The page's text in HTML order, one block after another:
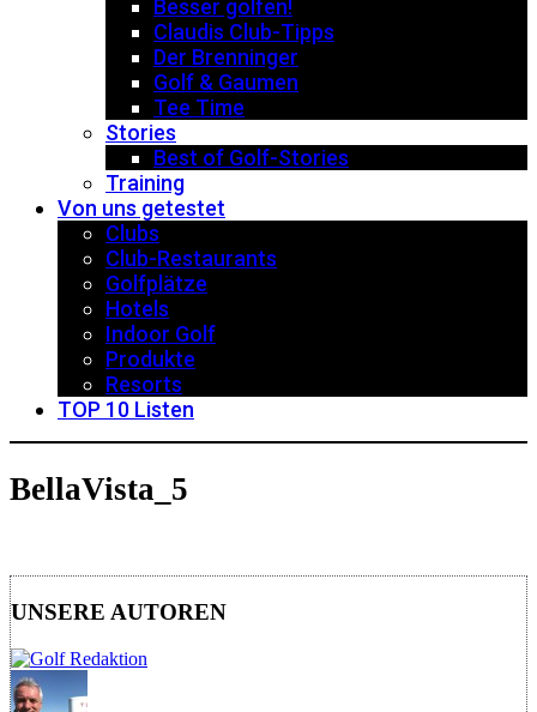
Besser golfen!
Claudis Club-Tipps
Der Brenninger
Golf & Gaumen
Tee Time
Stories
Best of Golf-Stories
Training
Von uns getestet
Clubs
Club-Restaurants
Golfplätze
Hotels
Indoor Golf
Produkte
Resorts
TOP 10 Listen
BellaVista_5
UNSERE AUTOREN